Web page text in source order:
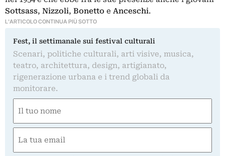
Sottsass, Nizzoli, Bonetto e Anceschi.
L'ARTICOLO CONTINUA PIÙ SOTTO
Fest, il settimanale sui festival culturali
Scenari, politiche culturali, arti visive, musica,
teatro, architettura, design, artigianato,
rigenerazione urbana e i trend globali da
monitorare.
(Required)
First
(Required)